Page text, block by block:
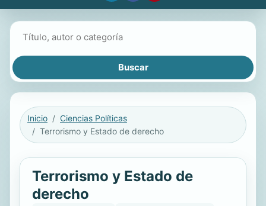
Inicio
Ciencias Políticas
Terrorismo y Estado de derecho
Terrorismo y Estado de
derecho